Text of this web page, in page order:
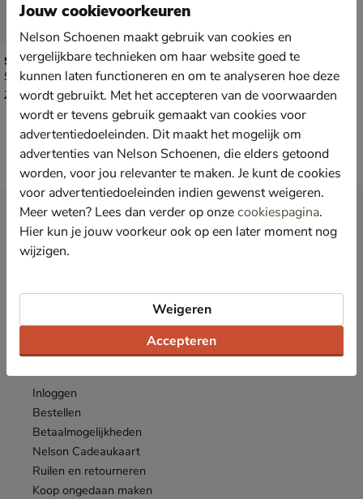
Skechers Winter Diamonds
Shirt - zwart
van € 29,99 voor € 15,00
29 99 15,00
Inloggen
Bestellen
Betaalmogelijkheden
Nelson Cadeaukaart
Ruilen en retourneren
Koop ongedaan maken
Nieuwsbrief
Ontvang € 10,- welkomstkorting*en blijf op de hoogte van leuke
acties en aanbiedingen!
E-mailadres Inschrijven
Bekijk deactievoorwaarden.
Jouw cookievoorkeuren
Nelson Schoenen maakt gebruik van cookies en
vergelijkbare technieken om haar website goed te
kunnen laten functioneren en om te analyseren hoe deze
wordt gebruikt. Met het accepteren van de voorwaarden
wordt er tevens gebruik gemaakt van cookies voor
advertentiedoeleinden. Dit maakt het mogelijk om
advertenties van Nelson Schoenen, die elders getoond
worden, voor jou relevanter te maken. Je kunt de cookies
voor advertentiedoeleinden indien gewenst weigeren.
Meer weten? Lees dan verder op onzecookiespagina.
Hier kun je jouw voorkeur ook op een later moment nog
wijzigen.
Accepteren
Weigeren